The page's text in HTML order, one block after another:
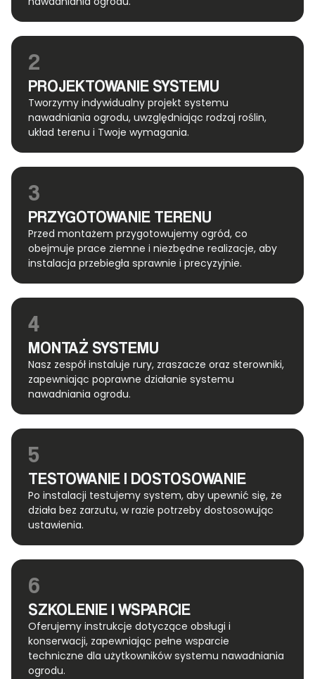
2
PROJEKTOWANIE SYSTEMU
Tworzymy indywidualny projekt systemu
nawadniania ogrodu, uwzględniając rodzaj roślin,
układ terenu i Twoje wymagania.
3
PRZYGOTOWANIE TERENU
Przed montażem przygotowujemy ogród, co
obejmuje prace ziemne i niezbędne realizacje, aby
instalacja przebiegła sprawnie i precyzyjnie.
4
MONTAŻ SYSTEMU
Nasz zespół instaluje rury, zraszacze oraz sterowniki,
zapewniając poprawne działanie systemu
nawadniania ogrodu.
5
TESTOWANIE I DOSTOSOWANIE
Po instalacji testujemy system, aby upewnić się, że
działa bez zarzutu, w razie potrzeby dostosowując
ustawienia.
6
SZKOLENIE I WSPARCIE
Oferujemy instrukcje dotyczące obsługi i
konserwacji, zapewniając pełne wsparcie
techniczne dla użytkowników systemu nawadniania
ogrodu.